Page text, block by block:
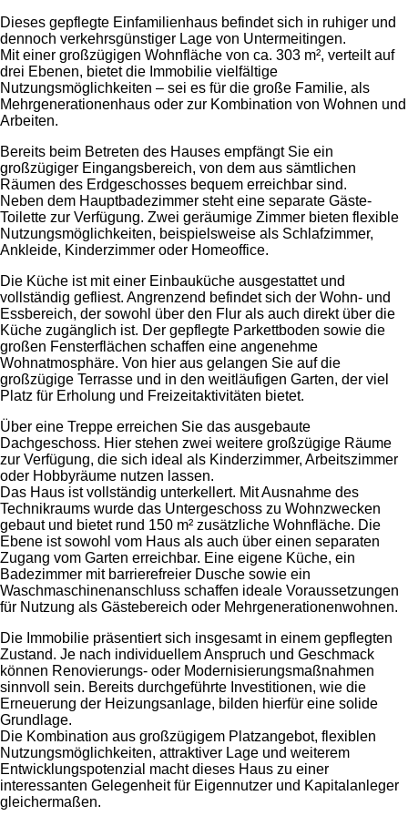
Dieses gepflegte Einfamilienhaus befindet sich in ruhiger und
dennoch verkehrsgünstiger Lage von Untermeitingen.
Mit einer großzügigen Wohnfläche von ca. 303 m², verteilt auf
drei Ebenen, bietet die Immobilie vielfältige
Nutzungsmöglichkeiten – sei es für die große Familie, als
Mehrgenerationenhaus oder zur Kombination von Wohnen und
Arbeiten.
Bereits beim Betreten des Hauses empfängt Sie ein
großzügiger Eingangsbereich, von dem aus sämtlichen
Räumen des Erdgeschosses bequem erreichbar sind.
Neben dem Hauptbadezimmer steht eine separate Gäste-
Toilette zur Verfügung. Zwei geräumige Zimmer bieten flexible
Nutzungsmöglichkeiten, beispielsweise als Schlafzimmer,
Ankleide, Kinderzimmer oder Homeoffice.
Die Küche ist mit einer Einbauküche ausgestattet und
vollständig gefliest. Angrenzend befindet sich der Wohn- und
Essbereich, der sowohl über den Flur als auch direkt über die
Küche zugänglich ist. Der gepflegte Parkettboden sowie die
großen Fensterflächen schaffen eine angenehme
Wohnatmosphäre. Von hier aus gelangen Sie auf die
großzügige Terrasse und in den weitläufigen Garten, der viel
Platz für Erholung und Freizeitaktivitäten bietet.
Über eine Treppe erreichen Sie das ausgebaute
Dachgeschoss. Hier stehen zwei weitere großzügige Räume
zur Verfügung, die sich ideal als Kinderzimmer, Arbeitszimmer
oder Hobbyräume nutzen lassen.
Das Haus ist vollständig unterkellert. Mit Ausnahme des
Technikraums wurde das Untergeschoss zu Wohnzwecken
gebaut und bietet rund 150 m² zusätzliche Wohnfläche. Die
Ebene ist sowohl vom Haus als auch über einen separaten
Zugang vom Garten erreichbar. Eine eigene Küche, ein
Badezimmer mit barrierefreier Dusche sowie ein
Waschmaschinenanschluss schaffen ideale Voraussetzungen
für Nutzung als Gästebereich oder Mehrgenerationenwohnen.
Die Immobilie präsentiert sich insgesamt in einem gepflegten
Zustand. Je nach individuellem Anspruch und Geschmack
können Renovierungs- oder Modernisierungsmaßnahmen
sinnvoll sein. Bereits durchgeführte Investitionen, wie die
Erneuerung der Heizungsanlage, bilden hierfür eine solide
Grundlage.
Die Kombination aus großzügigem Platzangebot, flexiblen
Nutzungsmöglichkeiten, attraktiver Lage und weiterem
Entwicklungspotenzial macht dieses Haus zu einer
interessanten Gelegenheit für Eigennutzer und Kapitalanleger
gleichermaßen.